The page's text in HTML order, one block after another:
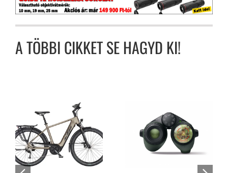
A TÖBBI CIKKET SE HAGYD KI!